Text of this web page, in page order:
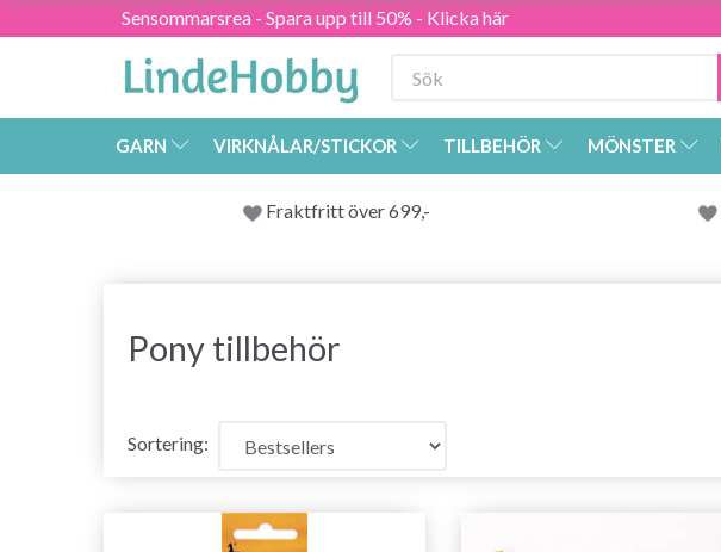
Sensommarsrea - Spara upp till 50% - Klicka här
GARN VIRKNÅLAR/STICKOR TILLBEHÖR MÖNSTER
Fraktfritt över 699,-
Pony tillbehör
Sortering: